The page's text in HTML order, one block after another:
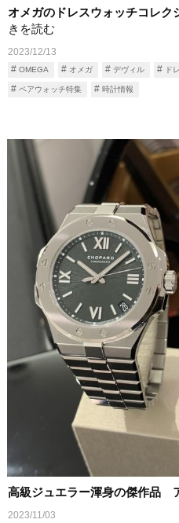
オメガのドレスウォッチコレ
きを読む
2023/12/13
OMEGA オメガ デヴィル ド
ペアウォッチ特集 時計情報
高級ジュエラー渾身の傑作品
2023/11/03